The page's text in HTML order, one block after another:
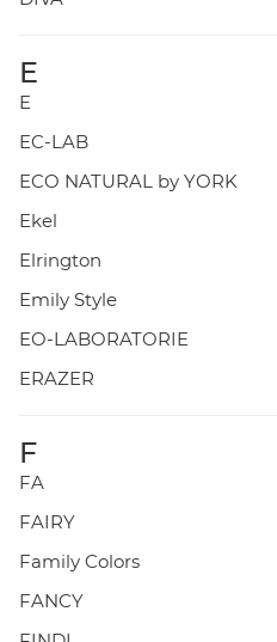
E
E
EC-LAB
ECO NATURAL by YORK
Ekel
Elrington
Emily Style
EO-LABORATORIE
ERAZER
F
FA
FAIRY
Family Colors
FANCY